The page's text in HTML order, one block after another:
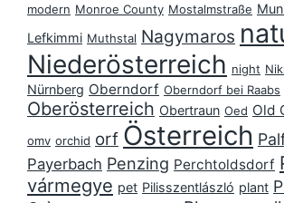
modern Monroe County Mostalmstraße
Lefkimmi Muthstal Nagymaros
Niederösterreich night
Nürnberg Oberndorf Oberndorf bei Raabs
Oberösterreich Obertraun Oed Old
omv orchid orf Österreich
Payerbach Penzing Perchtoldsdorf
vármegye pet Pilisszentlászló plant